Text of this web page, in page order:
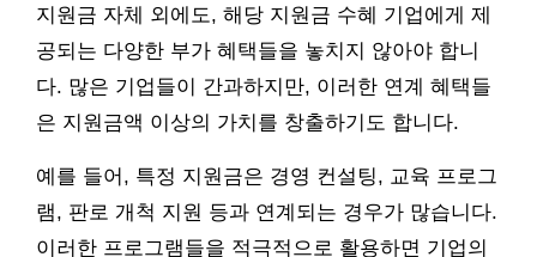
지원금 자체 외에도, 해당 지원금 수혜 기업에게 제
공되는 다양한 부가 혜택들을 놓치지 않아야 합니
다. 많은 기업들이 간과하지만, 이러한 연계 혜택들
은 지원금액 이상의 가치를 창출하기도 합니다.
예를 들어, 특정 지원금은 경영 컨설팅, 교육 프로그
램, 판로 개척 지원 등과 연계되는 경우가 많습니다.
이러한 프로그램들을 적극적으로 활용하면 기업의